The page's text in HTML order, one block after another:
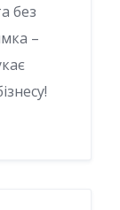
без
–